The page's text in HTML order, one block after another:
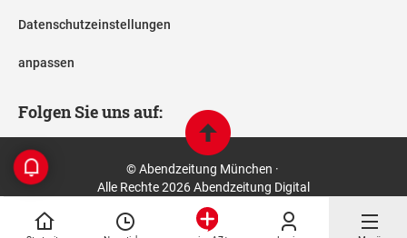
Datenschutzeinstellungen
anpassen
Folgen Sie uns auf:
© Abendzeitung München ·
Alle Rechte 2026 Abendzeitung Digital